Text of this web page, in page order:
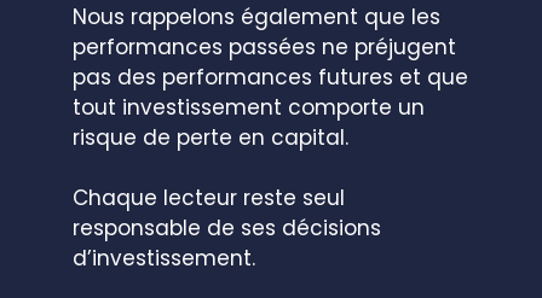
Nous rappelons également que les
performances passées ne préjugent
pas des performances futures et que
tout investissement comporte un
risque de perte en capital.
Chaque lecteur reste seul
responsable de ses décisions
d’investissement.